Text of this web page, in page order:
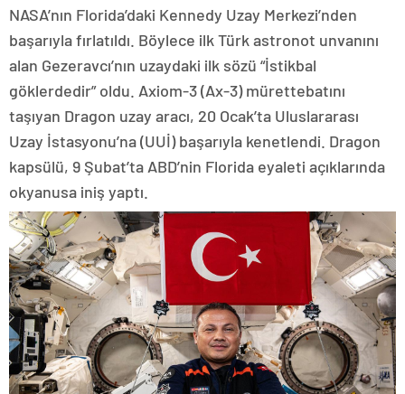
NASA’nın Florida’daki Kennedy Uzay Merkezi’nden
başarıyla fırlatıldı. Böylece ilk Türk astronot unvanını
alan Gezeravcı’nın uzaydaki ilk sözü “İstikbal
göklerdedir” oldu. Axiom-3 (Ax-3) mürettebatını
taşıyan Dragon uzay aracı, 20 Ocak’ta Uluslararası
Uzay İstasyonu’na (UUİ) başarıyla kenetlendi. Dragon
kapsülü, 9 Şubat’ta ABD’nin Florida eyaleti açıklarında
okyanusa iniş yaptı.